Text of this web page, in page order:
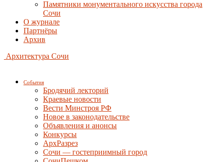
Памятники монументального искусства города
Сочи
О журнале
Партнёры
Архив
Архитектура Сочи
События
Бродячий лекторий
Краевые новости
Вести Минстроя РФ
Новое в законодательстве
Объявления и анонсы
Конкурсы
АрхРазрез
Сочи — гостеприимный город